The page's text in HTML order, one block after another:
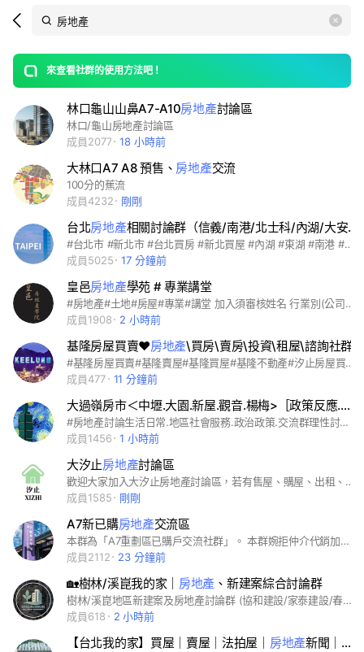
Search
OpenChats
messages
search
area
來查看社群的使用方法吧！
open
林口龜山山鼻A7-A10房地產討論區
林口/龜山房地產討論區
成員2077
18 小時前
大林口A7 A8 預售、 房地產交流
100分的蕉流
成員4232
剛剛
台北房地產相關討論群（信義/南港/北士科/內湖/大安/中山/中正/士林/板橋/新店/新莊/林口）
#台北市 #新北市 #台北買房 #新北買屋 #內湖 #東湖 #南港 #信義區 #大安區 #中正區 #松山區 #士林區 #北投區 #文山區 #萬華區 #中山區 #台北蛋黃區 #蛋白區 #板橋 #三重 #新莊 #新店 #永和 #中和 #汐止 #淡水 #五股 #蘆洲 #新北重劃區#北士科#內科#南港軟體園區#lalaport #投資 #世界豐匯 #南港商貿中心 #東方大境 #天玥 #twinline #南港經貿園區 #南港重劃區 #內科生活圈 #東區門戶計畫 #蛋黃區建案 #台北新案 #捷運宅 #學區宅 #科技園區周邊 #精華地段 #市中心生活圈 #捷運生活 #生活機能 #交通便利 #高資產族 #低總價 #高CP值 #自住首選 #退休宅 #宜居城市 #購屋指南 #買房筆記 #建案參觀 #建案開箱 #房市熱點 #小資買房 #家庭置產 #購屋攻略 #地段優勢 #置產規劃 #長期持有 #增值空間 #都更熱區 #重劃區潛力 #買房抗通膨 #資金避風港 #首購優惠 #低利房貸 #建設利多 #重大建設 #話題建案 #熱銷建案 #台北預售屋 #新北預售屋 #熱門建案推薦
成員5025
17 分鐘前
皇邑房地產學苑 # 專業講堂
#房地產#土地#房屋#專業#講堂 加入須審核姓名 行業別(公司行號) 介紹人
成員1908
2 小時前
基隆房屋買賣❤️房地產\買房\賣房\投資\租屋\諮詢社群
#基隆房屋買賣#基隆賣屋#基隆買屋#基隆不動產#汐止房屋買賣#瑞芳房屋買賣#房屋買賣#房地產諮詢#投資諮詢#房產新聞#基隆房子#買屋#賣屋#信義區#安樂區#暖暖區#中正區#仁愛區#七堵區#中山區#委託售屋#預售屋#中古屋#新古屋#基隆最新房屋案件#基隆房屋#基隆房產#基隆房地產#基隆找房#基隆買屋#基隆房產討論#稅務諮詢#貸款諮詢#首購諮詢#青安貸款諮詢#房屋重購退稅諮詢#房地合一稅#自售#房屋貸款諮詢#基隆社區#基隆電梯#基隆公寓#微笑台北#新橫濱#第一特獎#信義城#麗景江山#深美#新豐街#碧海擎天#巴賽隆納#海洋大學世界#2088#山海觀#水美#城上城#星河繪#早安國揚#信義之心#台北大鎮#光華國宅#威震八方#海中天#基隆捷運#房屋銷售#店面#套房#收租 #在地房仲/深耕基隆全區/經歷豐富/有巢氏房屋店長/專業找房/貸款評估/房價諮詢/找房建議/青安貸款/首購族諮詢 ▪️有巢氏房屋辰俙不動產仲介有限公司 ▪️經紀人：陳慧蘭（104）新北經字第003086號 ▪️營業員證號：張柏偉（110）登字第389173號
成員477
11 分鐘前
大過嶺房市＜中壢.大園.新屋.觀音.楊梅>［政策反應.地方社會服務.
#房地產討論生活日常.地區社會服務.政治政策.交流群理性討論#歡迎不動產買賣換約交流#自由討論建案優缺點#若有詐騙行為一律踢出及保留法律追訴權#
成員1456
1 小時前
大汐止房地產討論區
歡迎大家加入大汐止房地產討論區，若有售屋、購屋、出租、稅費、房屋修繕、居住、生活等相關問題歡迎提出問題，版主也會不定時提供房市相關資訊及新聞，也會不定時分享新接案件，若有房屋上的問題也歡迎私訊版主詢問0921931960手機可加
成員1585
剛剛
A7新已購房地產交流區
本群為「A7重劃區已購戶交流社群」。 本群婉拒仲介代銷加入。 加入時請將用戶名稱更改為「建案+名稱」 沒有100分的案子，只有100分的交流，入群後請尊重彼此，感謝大家。
成員2112
23 分鐘前
🏡樹林/溪崑我的家｜ 房地產 、新建案綜合討論群
樹林/溪崑地區新建案及房地產討論群 (協和建設/家泰建設/春木林/泓昇建設) 非房仲及代銷 #樹林 #溪崑 #板橋 #房地產 #新建案 #預售屋 #中古屋 #協和建設 #家泰建設 #泓昇建設 #春木林 #協和建設金門街 #樹林預售屋 #板橋預售屋 #柑園 #山佳 #北大 #樹林建案
成員618
2 小時前
【台北我的家】買屋｜賣屋｜法拍屋｜ 房地產新聞｜商務講座